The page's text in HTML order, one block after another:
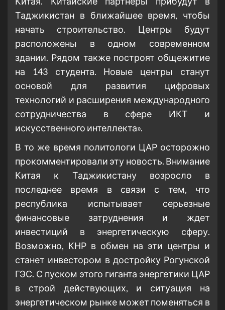
Таджикистан в ближайшее время, чтобы
начать строительство. Центры будут
расположены в одном современном
здании. Рядом также построят общежитие
на 143 студента. Новые центры станут
основой для развития цифровых
технологий и расширения международного
сотрудничества в сфере ИКТ и
искусственного интеллекта».
В то же время политологи ЦАР осторожно
прокомментировали эту новость. Внимание
Китая к Таджикистану возросло в
последнее время в связи с тем, что
республика испытывает серьезные
финансовые затруднения и ждет
инвестиций в энергетическую сферу.
Возможно, КНР в обмен на эти центры и
станет инвестором в достройку Рогунской
ГЭС. С пуском этого гиганта энергетики ЦАР
в строй действующих, и ситуация на
энергетическом рынке может поменяться в